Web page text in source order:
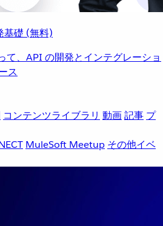
礎 (無料)
、API の開発とインテグレーショ
ス
コンテンツライブラリ 動画記事 プ
MuleSoft Meetup その他イベ